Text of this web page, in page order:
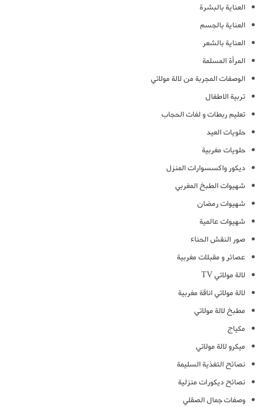
العناية بالبشرة
العناية بالجسم
العناية بالشعر
المرأة المسلمة
الوصفات المجربة من لالة مولاتي
تربية الاطفال
تعليم ربطات و لفات الحجاب
حلويات العيد
حلويات مغربية
ديكور واكسسوارات المنزل
شهيوات الطبخ المغربي
شهيوات رمضان
شهيوات عالمية
صور النقش الحناء
عصائر و مقبلات مغربية
لالة مولاتي TV
لالة مولاتي اناقة مغربية
مطبخ لالة مولاتي
مكياج
ميكرو لالة مولاتي
نصائح التغذية السليمة
نصائح ديكورات منزلية
وصفات جمال الصقلي